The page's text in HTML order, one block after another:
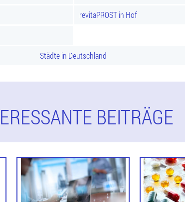
revitaPROST in Hof
Städte in Deutschland
BEITRÄGE